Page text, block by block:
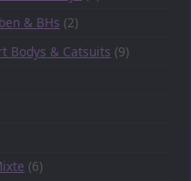
& BHs (2)
Bodys & Catsuits (9)
(6)